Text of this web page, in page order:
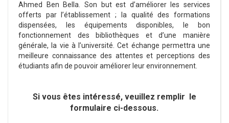
Ahmed Ben Bella. Son but est d’améliorer les services
offerts par l’établissement ; la qualité des formations
dispensées, les équipements disponibles, le bon
fonctionnement des bibliothèques et d’une manière
générale, la vie à l’université. Cet échange permettra une
meilleure connaissance des attentes et perceptions des
étudiants afin de pouvoir améliorer leur environnement.
Si vous êtes intéressé, veuillez remplir le
formulaire ci-dessous.